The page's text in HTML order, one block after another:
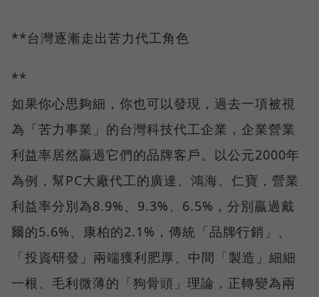
**台灣逐漸走出苦力代工角色
**
如果你心思夠細，你也可以發現，過去一項被視
為「苦力事業」的台灣科技代工企業，企業營業
利益率居然贏過它們的品牌客戶。以公元2000年
為例，幫PC大廠代工的廣達、鴻海、仁寶，營業
利益率分別為8.9%、9.3%、6.5%，分別贏過戴
爾的5.6%、康柏的2.1%，傳統「品牌∕行銷」、
「投資∕研發」兩端獲利肥厚、中間「製造」細細
一根、毛利微薄的「狗骨頭」理論，正轉變為兩